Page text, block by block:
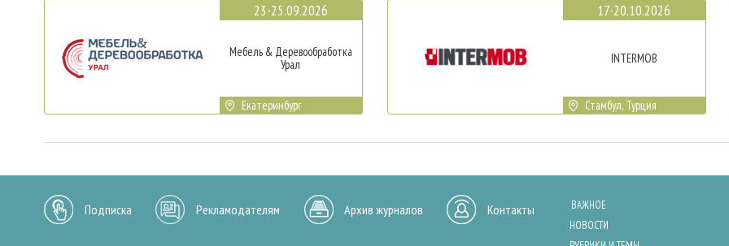
23-25.09.2026
Мебель & Деревообработка
Урал
Екатеринбург
17-20.10.2026
INTERMOB
Стамбул, Турция
Подписка Рекламодателям Архив журналов Контакты
ВАЖНОЕ
НОВОСТИ